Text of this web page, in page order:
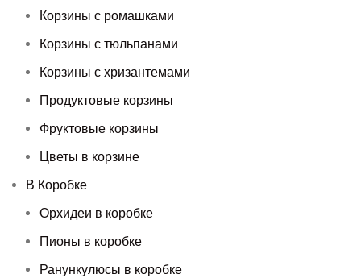
Корзины с ромашками
Корзины с тюльпанами
Корзины с хризантемами
Продуктовые корзины
Фруктовые корзины
Цветы в корзине
В Коробке
Орхидеи в коробке
Пионы в коробке
Ранункулюсы в коробке